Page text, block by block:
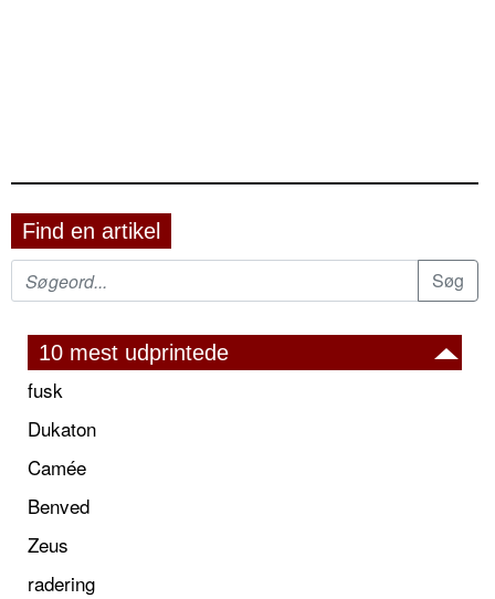
Find en artikel
10 mest udprintede
fusk
Dukaton
Camée
Benved
Zeus
radering